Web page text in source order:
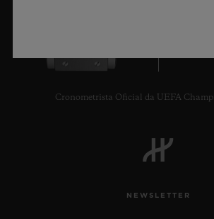
Cronometrista Oficial da UEFA
NEWSLETTER